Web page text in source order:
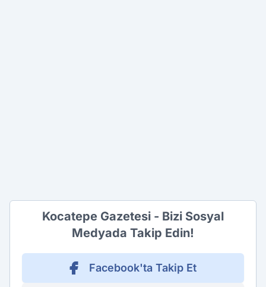
Kocatepe Gazetesi - Bizi Sosyal
Medyada Takip Edin!
Facebook'ta Takip Et